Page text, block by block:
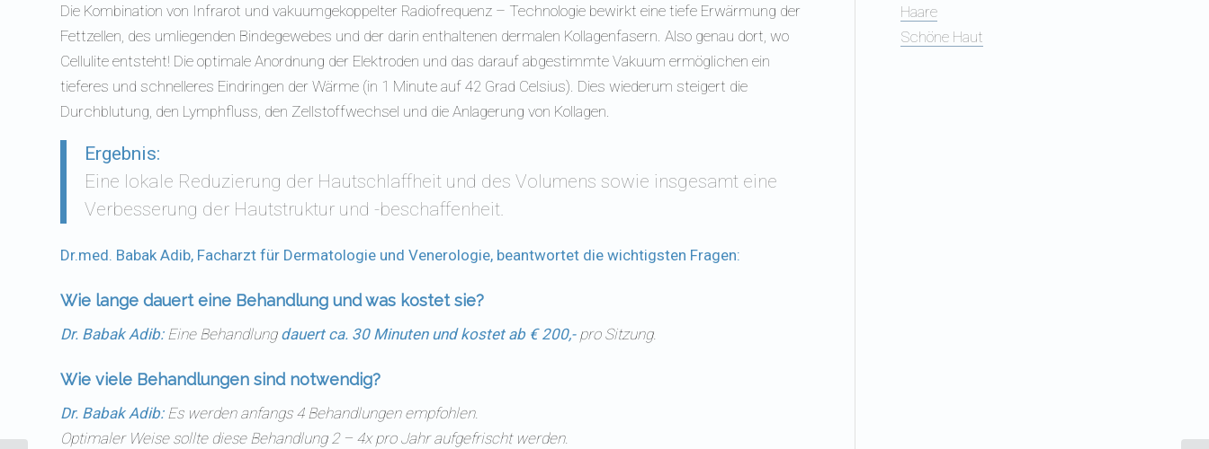
Die Kombination von Infrarot und vakuumgekoppelter Radiofrequenz – Technologie bewirkt eine tiefe Erwärmung der
Fettzellen, des umliegenden Bindegewebes und der darin enthaltenen dermalen Kollagenfasern. Also genau dort, wo
Cellulite entsteht! Die optimale Anordnung der Elektroden und das darauf abgestimmte Vakuum ermöglichen ein
tieferes und schnelleres Eindringen der Wärme (in 1 Minute auf 42 Grad Celsius). Dies wiederum steigert die
Durchblutung, den Lymphfluss, den Zellstoffwechsel und die Anlagerung von Kollagen.
Ergebnis:
Eine lokale Reduzierung der Hautschlaffheit und des Volumens sowie insgesamt eine
Verbesserung der Hautstruktur und -beschaffenheit.
Dr.med. Babak Adib, Facharzt für Dermatologie und Venerologie, beantwortet die wichtigsten Fragen:
Wie lange dauert eine Behandlung und was kostet sie?
Dr. Babak Adib:Eine Behandlung dauert ca. 30 Minuten und kostet ab € 200,-pro Sitzung.
Wie viele Behandlungen sind notwendig?
Dr. Babak Adib:Es werden anfangs 4 Behandlungen empfohlen.
Optimaler Weise sollte diese Behandlung 2 – 4x pro Jahr aufgefrischt werden.
Haare
Schöne Haut